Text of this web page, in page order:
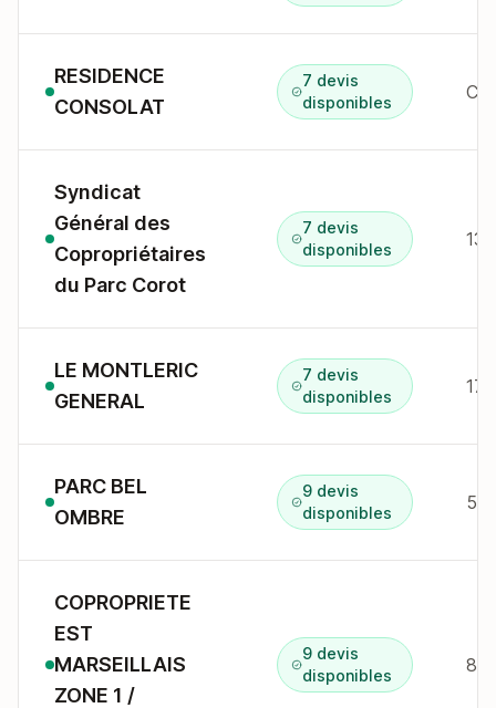
RESIDENCE
CONSOLAT
7 devis
disponibles
Syndicat
Général des
Copropriétaires
du Parc Corot
7 devis
disponibles
LE MONTLERIC
GENERAL
7 devis
disponibles
PARC BEL
OMBRE
9 devis
disponibles
COPROPRIETE
EST
MARSEILLAIS
ZONE 1 /
9 devis
disponibles
86